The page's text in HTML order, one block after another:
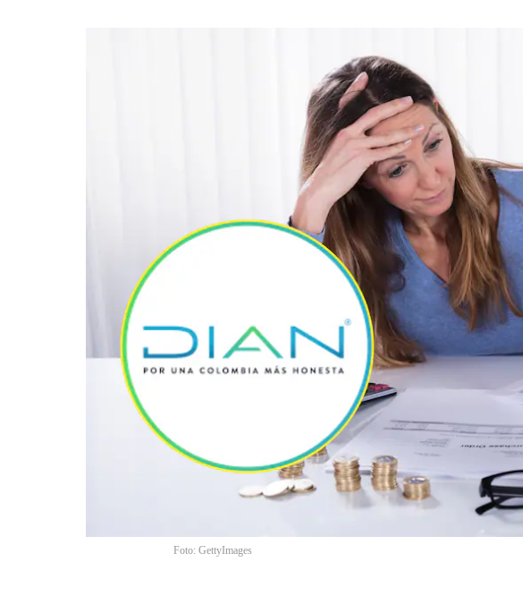
Foto: GettyImages